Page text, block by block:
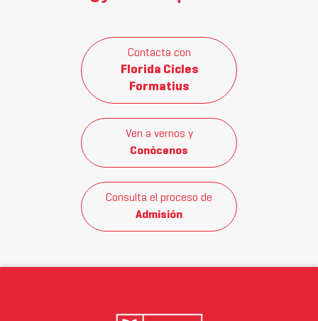
Contacta con
Florida Cicles
Formatius
Ven a vernos y
Conócenos
Consulta el proceso de
Admisión